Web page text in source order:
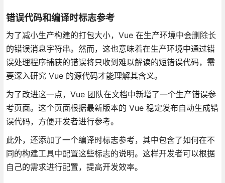
错误代码和编译时标志参考
为了减小生产构建的打包大小，Vue 在生产环境中会删除长
的错误消息字符串。然而，这也意味着在生产环境中通过错
误处理程序捕获的错误将只收到难以解读的短错误代码，需
要深入研究 Vue 的源代码才能理解其含义。
为了改进这一点，Vue 团队在文档中新增了一个生产错误参
考页面。这个页面根据最新版本的 Vue 稳定发布自动生成错
误代码，方便开发者进行参考。
此外，还添加了一个编译时标志参考，其中包含了如何在不
同的构建工具中配置这些标志的说明。这样开发者可以根据
自己的需求进行配置，提高开发效率。